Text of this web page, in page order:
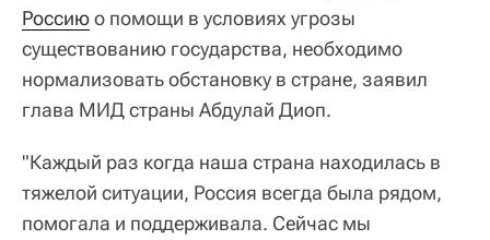
Россиюо помощи в условиях угрозы
существованию государства, необходимо
нормализовать обстановку в стране, заявил
глава МИД страны Абдулай Диоп.
"Каждый раз когда наша страна находилась в
тяжелой ситуации, Россия всегда была рядом,
помогала и поддерживала. Сейчас мы